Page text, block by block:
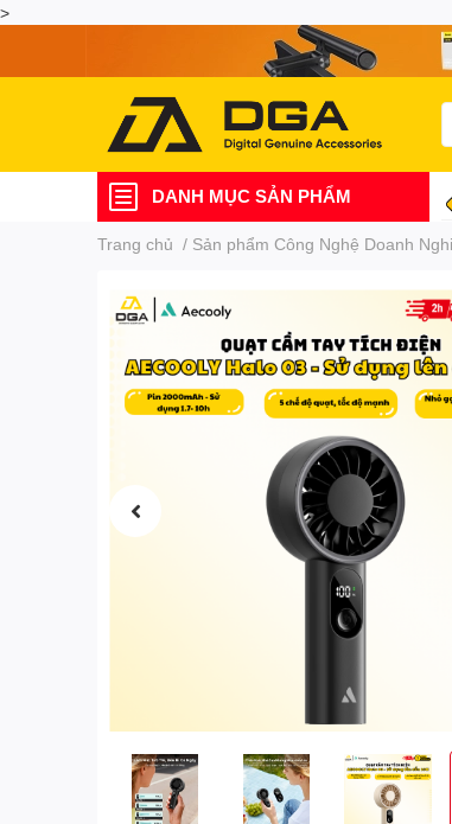
>
DANH MỤC SẢN PHẨM
Trang chủ / Sản phẩm Công Nghệ Doanh